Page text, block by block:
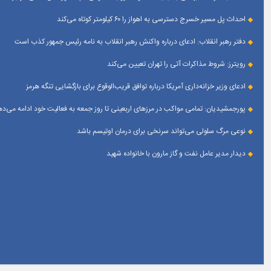
احداث پل مسیر خسرج دسترسی به اهواز را ۶۰ کیلومتر کوتاه می‌کند
دفتر رهبر انقلاب: ادعای درباره واکنش رهبر انقلاب به نامه رئیس جمهور کذب است
رویترز: شروط مذاکرات آتی را تهران تعیین می‌کند
ادعای وزیر خزانه‌داری آمریکا درباره توافق قریب‌الوقوع برای بازگشایی تنگه هرمز
پورجمشیدیان: تمامی مواکب در مرزهای اربعینی تا روز جمعه به فعالیت خود ادامه
نوعی مرگ سلولی می‌تواند سرنخی برای درمان اوتیسم باشد
دیدار مدیر عامل نفت و گاز مارون با خانواده شهید